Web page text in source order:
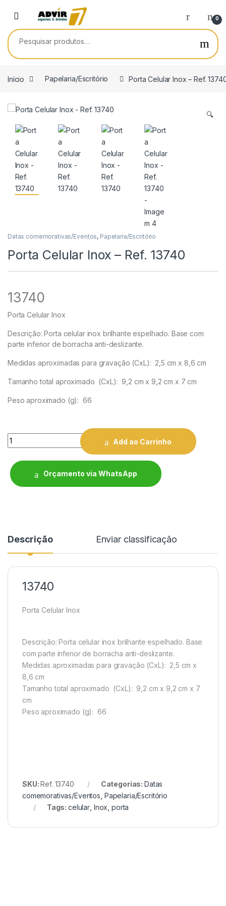
0
Pesquisar por:
Início Papelaria/Escritório Porta Celular Inox – Ref.
🔍
Datas comemorativas/Eventos, Papelaria/Escritório
Porta Celular Inox – Ref. 13740
13740
Porta Celular Inox
Descrição:Porta celular inox brilhante espelhado. Base com
parte inferior de borracha anti-deslizante.
Medidas aproximadas para gravação (CxL): 2,5 cm x 8,6 cm
Tamanho total aproximado (CxL): 9,2 cm x 9,2 cm x 7 cm
Peso aproximado (g): 66
Quantity
Add ao Carrinho
Orçamento via WhatsApp
Descrição Enviar classificação
13740
Porta Celular Inox
Descrição:Porta celular inox brilhante espelhado. Base
com parte inferior de borracha anti-deslizante.
Medidas aproximadas para gravação (CxL): 2,5 cm x
8,6 cm
Tamanho total aproximado (CxL): 9,2 cm x 9,2 cm x 7
cm
Peso aproximado (g): 66
SKU:Ref. 13740 Categorias: Datas
comemorativas/Eventos Papelaria/Escritório
Tags:celular Inox porta